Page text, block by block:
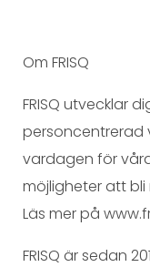
Om FRISQ
FRISQ utvecklar
personcentrerad
vardagen för
möjligheter att
Läs mer på
FRISQ är sedan